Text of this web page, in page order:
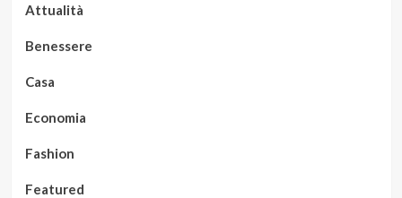
Attualità
Benessere
Casa
Economia
Fashion
Featured